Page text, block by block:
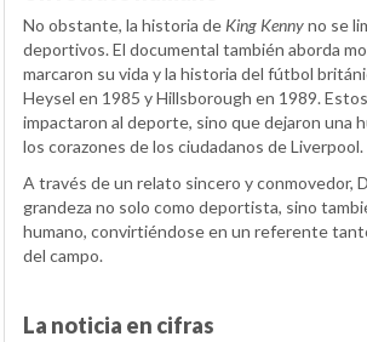
No obstante, la historia de King Kennyno se
deportivos. El documental también aborda
marcaron su vida y la historia del fútbol
Heysel en 1985 y Hillsborough en 1989.
impactaron al deporte, sino que dejaron una
los corazones de los ciudadanos de Liverpool.
A través de un relato sincero y conmovedor,
grandeza no solo como deportista, sino
humano, convirtiéndose en un referente
del campo.
La noticia en cifras